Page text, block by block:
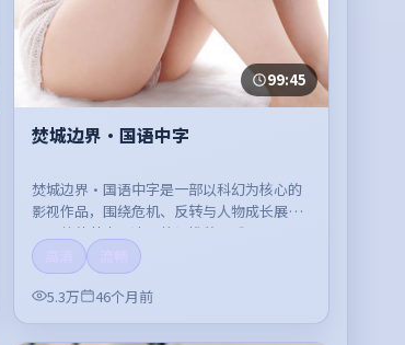
99:45
焚城边界·国语中字
焚城边界·国语中字是一部以科幻为核心的
影视作品，围绕危机、反转与人物成长展
开，整体节奏紧凑，值得推荐观看。
5.3万
46个月前